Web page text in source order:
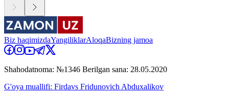
Biz haqimizdaYangiliklarAloqaBizning jamoa
Shahodatnoma: №1346 Berilgan sana: 28.05.2020
G'oya muallifi: Firdavs Fridunovich Abduxalikov